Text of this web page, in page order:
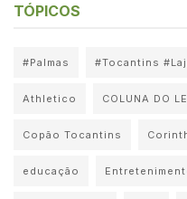
TÓPICOS
#Palmas #Tocantins
Athletico COLUNA DO
Copão Tocantins
educação